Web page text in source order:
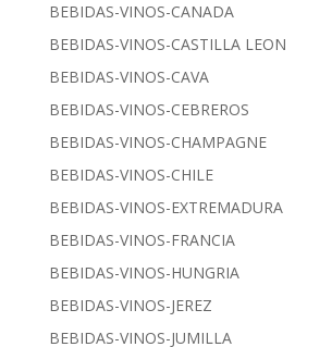
BEBIDAS-VINOS-CANADA
BEBIDAS-VINOS-CASTILLA LEON
BEBIDAS-VINOS-CAVA
BEBIDAS-VINOS-CEBREROS
BEBIDAS-VINOS-CHAMPAGNE
BEBIDAS-VINOS-CHILE
BEBIDAS-VINOS-EXTREMADURA
BEBIDAS-VINOS-FRANCIA
BEBIDAS-VINOS-HUNGRIA
BEBIDAS-VINOS-JEREZ
BEBIDAS-VINOS-JUMILLA